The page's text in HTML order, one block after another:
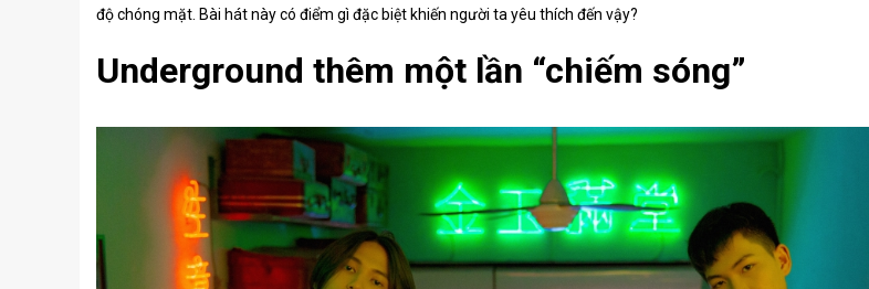
độ chóng mặt. Bài hát này có điểm gì đặc biệt khiến người ta yêu thích đến vậy?
Underground thêm một lần “chiếm sóng”